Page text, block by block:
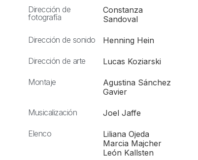
Dirección de
fotografía
Constanza
Sandoval
Dirección de sonido Henning Hein
Dirección de arte Lucas Koziarski
Montaje
Agustina Sánchez
Gavier
Musicalización Joel Jaffe
Elenco
Liliana Ojeda
Marcia Majcher
León Kallsten